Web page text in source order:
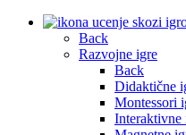
Back
Razvojne igre
Back
Didaktične
Montessori
Interaktivne